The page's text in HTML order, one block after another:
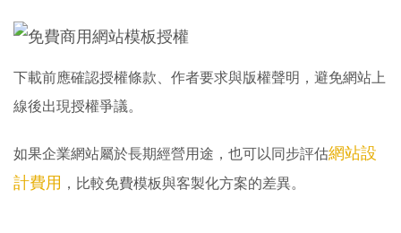
下載前應確認授權條款、作者要求與版權聲明，避免網站上
線後出現授權爭議。
如果企業網站屬於長期經營用途，也可以同步評估網站設
計費用 ，比較免費模板與客製化方案的差異。